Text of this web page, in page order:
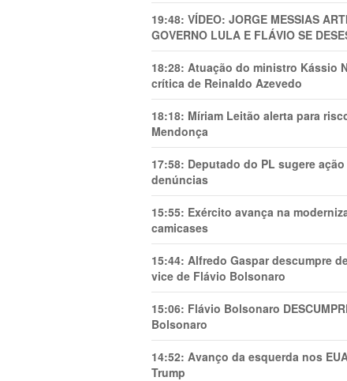
19:48: VÍDEO: JORGE MESSIAS
GOVERNO LULA E FLÁVIO SE
18:28: Atuação do ministro Kássio
crítica de Reinaldo Azevedo
18:18: Míriam Leitão alerta para
Mendonça
17:58: Deputado do PL sugere
denúncias
15:55: Exército avança na
camicases
15:44: Alfredo Gaspar descumpre
vice de Flávio Bolsonaro
15:06: Flávio Bolsonaro
Bolsonaro
14:52: Avanço da esquerda nos
Trump